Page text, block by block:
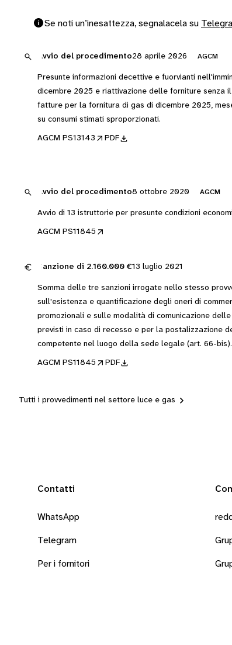
Se noti un’inesattezza, segnalacela su
Avvio del procedimento28 aprile 2026 AGCM
Presunte informazioni decettive e fuorvianti
dicembre 2025 e riattivazione delle forniture senza
fatture per la fornitura di gas di dicembre 2025,
su consumi stimati sproporzionati.
AGCM PS13143 PDF
Avvio del procedimento8 ottobre 2020 AGCM
Avvio di 13 istruttorie per presunte condizioni
AGCM PS11845
Sanzione di 2.160.000 €13 luglio 2021
Somma delle tre sanzioni irrogate nello stesso
sull'esistenza e quantificazione degli oneri di
promozionali e sulle modalità di comunicazione
previsti in caso di recesso e per la postalizzazione
competente nel luogo della sede legale (art. 66-bis).
AGCM PS11845 PDF
Tutti i provvedimenti nel settore luce e gas
Contatti
WhatsApp
Telegram
Per i fornitori